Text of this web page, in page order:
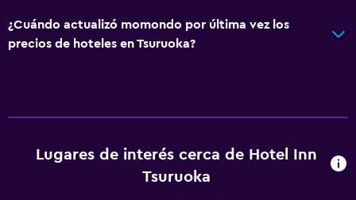
¿Cuándo actualizó momondo por última vez los
precios de hoteles en Tsuruoka?
Lugares de interés cerca de Hotel Inn
Tsuruoka